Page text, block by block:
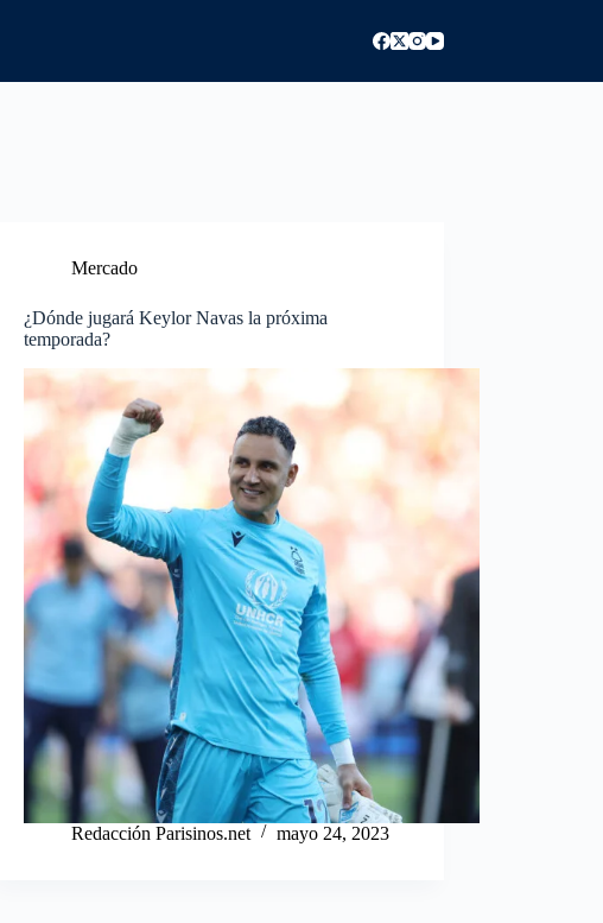
Mercado
¿Dónde jugará Keylor Navas la próxima
temporada?
Redacción Parisinos.net mayo 24, 2023